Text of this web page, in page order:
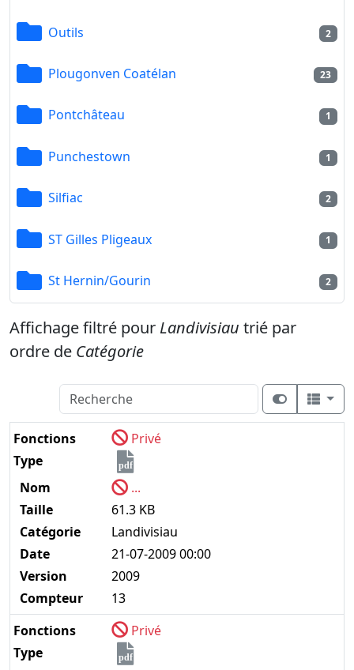
Outils 2
Plougonven Coatélan 23
Pontchâteau 1
Punchestown 1
Silfiac 2
ST Gilles Pligeaux 1
St Hernin/Gourin 2
Affichage filtré pour Landivisiau trié par
ordre de Catégorie
Fonctions
Privé
Type
pdf
Nom
...
Taille
61.3 KB
Catégorie
Landivisiau
Date
21-07-2009 00:00
Version
2009
Compteur
13
Fonctions
Privé
Type
pdf